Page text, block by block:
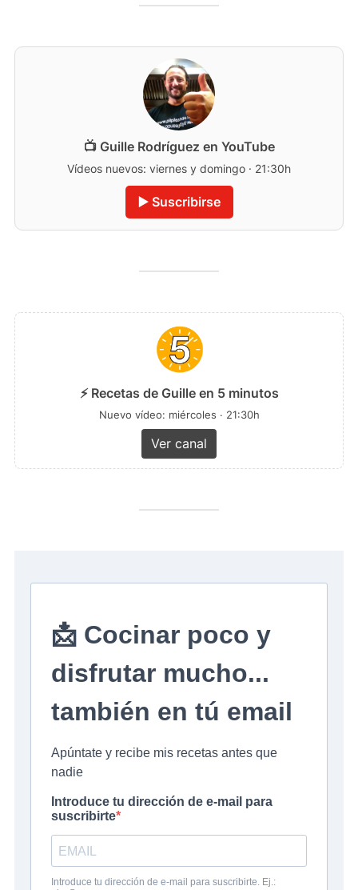
📺 Guille Rodríguez en YouTube
Vídeos nuevos: viernes y domingo · 21:30h
▶️ Suscribirse
⚡ Recetas de Guille en 5 minutos
Nuevo vídeo: miércoles · 21:30h
Ver canal